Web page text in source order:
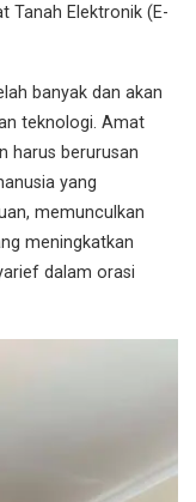
Tanah Elektronik (E-
banyak dan akan
teknologi. Amat
harus berurusan
yang
memunculkan
meningkatkan
dalam orasi